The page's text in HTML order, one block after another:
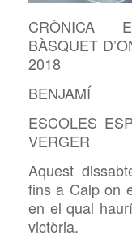
CRÒNICA
BÀSQUET
2018
BENJAMÍ
ESCOLES
VERGER
Aquest
fins a Calp on
en el qual
victòria.